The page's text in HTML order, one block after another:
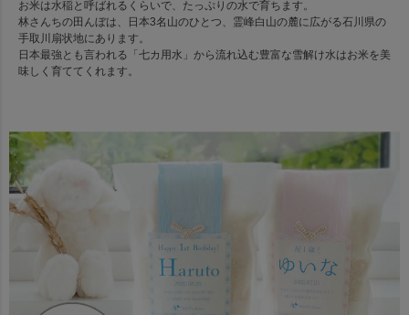
お米は水稲と呼ばれるくらいで、たっぷりの水で育ちます。
林さんちの田んぼは、日本3名山のひとつ、霊峰白山の麓に広がる石川県の
手取川扇状地にあります。
日本最強とも言われる「七カ用水」から流れ込む豊富な雪解け水はお米を美
味しく育ててくれます。